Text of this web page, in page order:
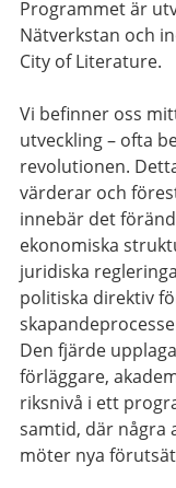
Programmet är
Nätverkstan och
City of Literature.
Vi befinner oss
utveckling – ofta
revolutionen.
värderar och
innebär det
ekonomiska
juridiska
politiska direktiv
Den fjärde
förläggare,
riksnivå i ett
samtid, där några
möter nya